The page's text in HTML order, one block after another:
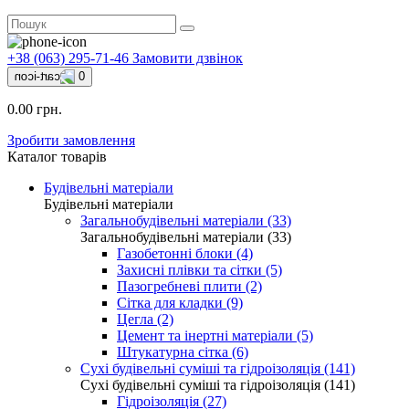
+38 (063) 295-71-46 Замовити дзвінок
0
0.00 грн.
Зробити замовлення
Каталог товарів
Будівельні матеріали
Будівельні матеріали
Загальнобудівельні матеріали (33)
Загальнобудівельні матеріали (33)
Газобетонні блоки (4)
Захисні плівки та сітки (5)
Пазогребневі плити (2)
Сітка для кладки (9)
Цегла (2)
Цемент та інертні матеріали (5)
Штукатурна сітка (6)
Сухі будівельні суміші та гідроізоляція (141)
Сухі будівельні суміші та гідроізоляція (141)
Гідроізоляція (27)